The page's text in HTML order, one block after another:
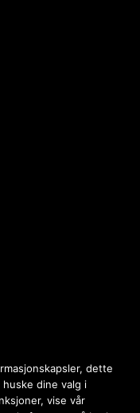
dette
dine valg i
vise vår